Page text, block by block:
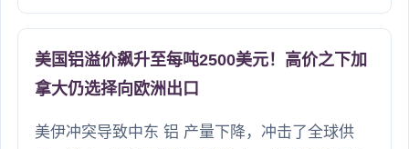
美国铝溢价飙升至每吨2500美元！高价之下加
拿大仍选择向欧洲出口
美伊冲突导致中东 铝 产量下降，冲击了全球供